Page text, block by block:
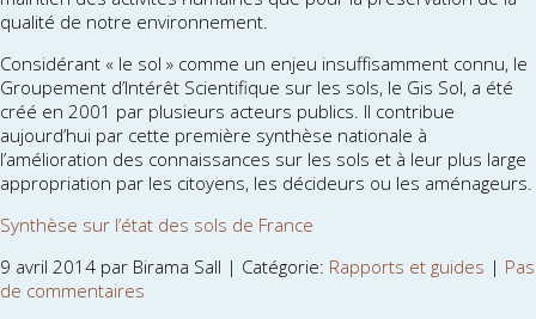
qualité de notre environnement.
Considérant « le sol » comme un enjeu insuffisamment connu, le
Groupement d’Intérêt Scientifique sur les sols, le Gis Sol, a été
créé en 2001 par plusieurs acteurs publics. Il contribue
aujourd’hui par cette première synthèse nationale à
l’amélioration des connaissances sur les sols et à leur plus large
appropriation par les citoyens, les décideurs ou les aménageurs.
Synthèse sur l’état des sols de France
9 avril 2014 par Birama Sall | Catégorie: Rapports et guides | Pas
de commentaires